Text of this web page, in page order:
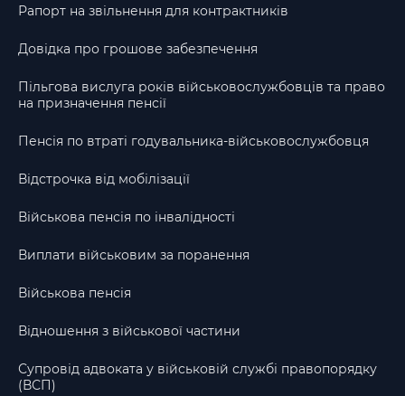
Рапорт на звільнення для контрактників
Довідка про грошове забезпечення
Пільгова вислуга років військовослужбовців та право
на призначення пенсії
Пенсія по втраті годувальника-військовослужбовця
Відстрочка від мобілізації
Військова пенсія по інвалідності
Виплати військовим за поранення
Військова пенсія
Відношення з військової частини
Супровід адвоката у військовій службі правопорядку
(ВСП)